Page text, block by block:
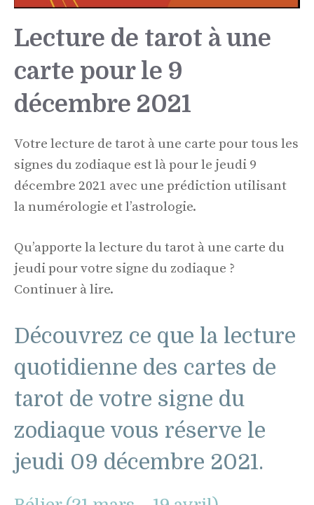
Lecture de tarot à une
carte pour le 9
décembre 2021
Votre lecture de tarot à une carte pour tous les
signes du zodiaque est là pour le jeudi 9
décembre 2021 avec une prédiction utilisant
la numérologie et l’astrologie.
Qu’apporte la lecture du tarot à une carte du
jeudi pour votre signe du zodiaque ?
Continuer à lire.
Découvrez ce que la lecture
quotidienne des cartes de
tarot de votre signe du
zodiaque vous réserve le
jeudi 09 décembre 2021.